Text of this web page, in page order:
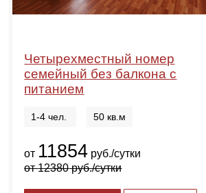
Четырехместный номер
семейный без балкона с
питанием
1-4 чел. 50 кв.м
от 11854 руб./сутки
от12380руб./сутки